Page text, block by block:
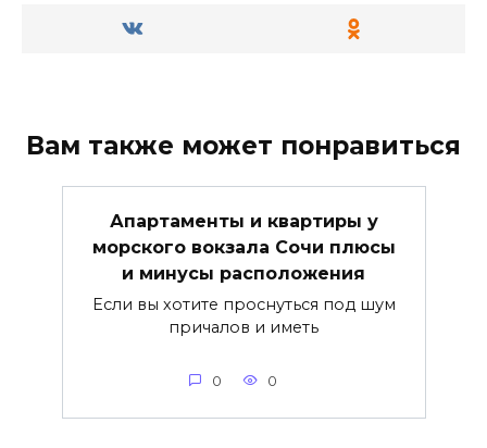
Вам также может понравиться
Апартаменты и квартиры у
морского вокзала Сочи плюсы
и минусы расположения
Если вы хотите проснуться под шум
причалов и иметь
0 0